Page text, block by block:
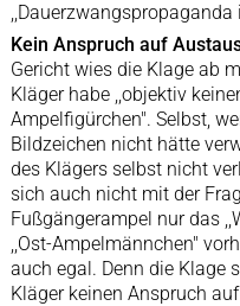
Kein Anspruch auf
Gericht wies die Klage ab
Kläger habe ,,objektiv
Ampelfigürchen". Selbst,
Bildzeichen nicht hätte
des Klägers selbst nicht
sich auch nicht mit der
Fußgängerampel nur das
,,Ost-Ampelmännchen"
auch egal. Denn die Klage
Kläger keinen Anspruch